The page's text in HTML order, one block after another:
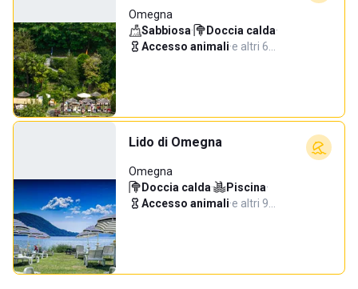
Omegna
Sabbiosa· Doccia calda·
Accesso animali·e altri 6…
Lido di Omegna
Omegna
Doccia calda· Piscina·
Accesso animali·e altri 9…